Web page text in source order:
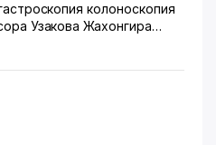
колоноскопия
Узакова Жахонгира